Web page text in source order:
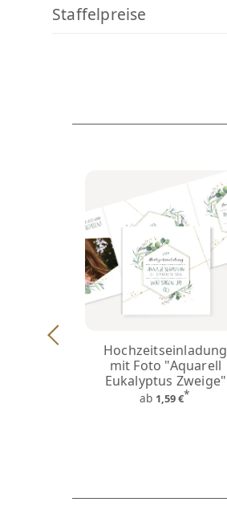
Staffelpreise
Hochzeitseinladung
mit Foto "Aquarell
Eukalyptus Zweige"
ab 1,59 €*